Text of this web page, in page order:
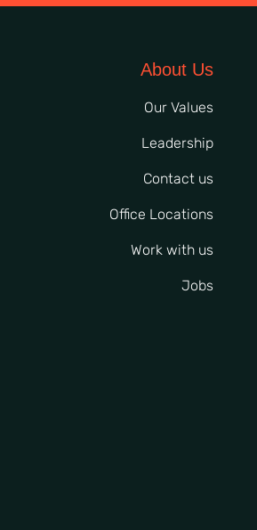
About Us
Our Values
Leadership
Contact us
Office Locations
Work with us
Jobs